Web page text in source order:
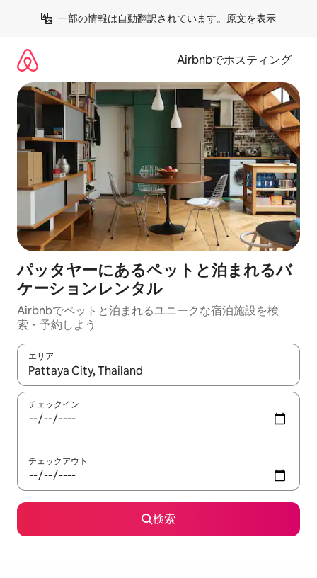
一部の情報は自動翻訳されています。 原文を表示
Airbnbでホスティング
パッタヤーにあるペットと泊まれるバ
ケーションレンタル
Airbnbでペットと泊まれるユニークな宿泊施設を検
索・予約しよう
エリア
検索結果が表示されたら、上下の矢印キーを使って移動するか
チェックイン
チェックアウト
検索